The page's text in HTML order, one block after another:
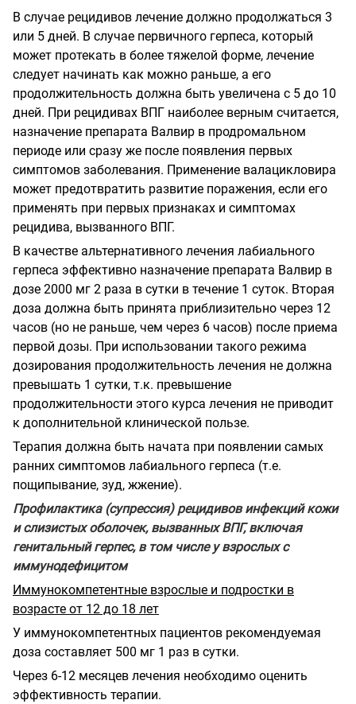
В случае рецидивов лечение должно продолжаться 3
или 5 дней. В случае первичного герпеса, который
может протекать в более тяжелой форме, лечение
следует начинать как можно раньше, а его
продолжительность должна быть увеличена с 5 до 10
дней. При рецидивах ВПГ наиболее верным считается,
назначение препарата Валвир в продромальном
периоде или сразу же после появления первых
симптомов заболевания. Применение валацикловира
может предотвратить развитие поражения, если его
применять при первых признаках и симптомах
рецидива, вызванного ВПГ.
В качестве альтернативного лечения лабиального
герпеса эффективно назначение препарата Валвир в
дозе 2000 мг 2 раза в сутки в течение 1 суток. Вторая
доза должна быть принята приблизительно через 12
часов (но не раньше, чем через 6 часов) после приема
первой дозы. При использовании такого режима
дозирования продолжительность лечения не должна
превышать 1 сутки, т.к. превышение
продолжительности этого курса лечения не приводит
к дополнительной клинической пользе.
Терапия должна быть начата при появлении самых
ранних симптомов лабиального герпеса (т.е.
пощипывание, зуд, жжение).
Профилактика (супрессия) рецидивов инфекций кожи
и слизистых оболочек, вызванных ВПГ, включая
генитальный герпес, в том числе у взрослых с
иммунодефицитом
Иммунокомпетентные взрослые и подростки в
возрасте от 12 до 18 лет
У иммунокомпетентных пациентов рекомендуемая
доза составляет 500 мг 1 раз в сутки.
Через 6-12 месяцев лечения необходимо оценить
эффективность терапии.